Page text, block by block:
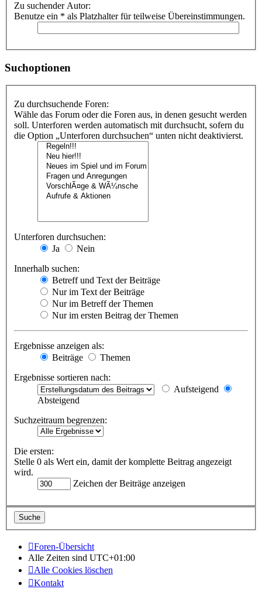
Zu suchender Autor:
Benutze ein * als Platzhalter für teilweise Übereinstimmungen.
Suchoptionen
Zu durchsuchende Foren:
Wähle das Forum oder die Foren aus, in denen gesucht werden
soll. Unterforen werden automatisch mit durchsucht, sofern du
die Option „Unterforen durchsuchen“ unten nicht deaktivierst.
Unterforen durchsuchen:
Ja
Nein
Innerhalb suchen:
Betreff und Text der Beiträge
Nur im Text der Beiträge
Nur im Betreff der Themen
Nur im ersten Beitrag der Themen
Ergebnisse anzeigen als:
Beiträge
Themen
Ergebnisse sortieren nach:
Aufsteigend
Absteigend
Suchzeitraum begrenzen:
Die ersten:
Stelle 0 als Wert ein, damit der komplette Beitrag angezeigt
wird.
Zeichen der Beiträge anzeigen
Foren-Übersicht
Alle Zeiten sind UTC+01:00
Alle Cookies löschen
Kontakt